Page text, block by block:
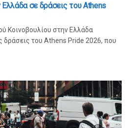
σε δράσεις του Athens
Κοινοβουλίου στην Ελλάδα
δράσεις του Athens Pride 2026, που